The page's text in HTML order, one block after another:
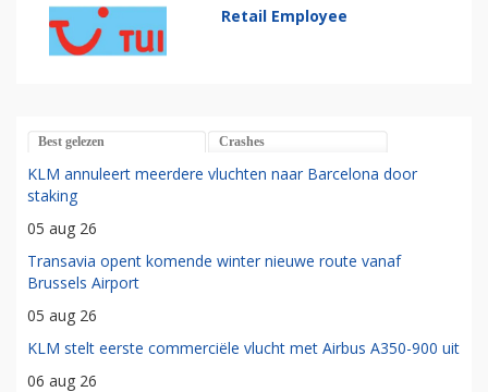
Retail Employee
Best gelezen Crashes
KLM annuleert meerdere vluchten naar Barcelona door
staking
05 aug 26
Transavia opent komende winter nieuwe route vanaf
Brussels Airport
05 aug 26
KLM stelt eerste commerciële vlucht met Airbus A350-900 uit
06 aug 26